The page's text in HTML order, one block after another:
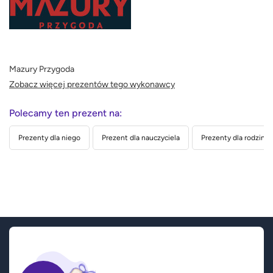
Mazury Przygoda
Zobacz więcej prezentów tego wykonawcy
Polecamy ten prezent na:
Prezenty dla niego Prezent dla nauczyciela Prezenty dla rodziny